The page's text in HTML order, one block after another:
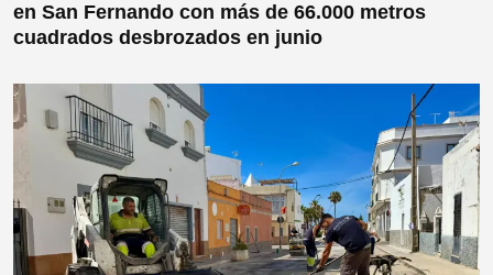
en San Fernando con más de 66.000 metros
cuadrados desbrozados en junio